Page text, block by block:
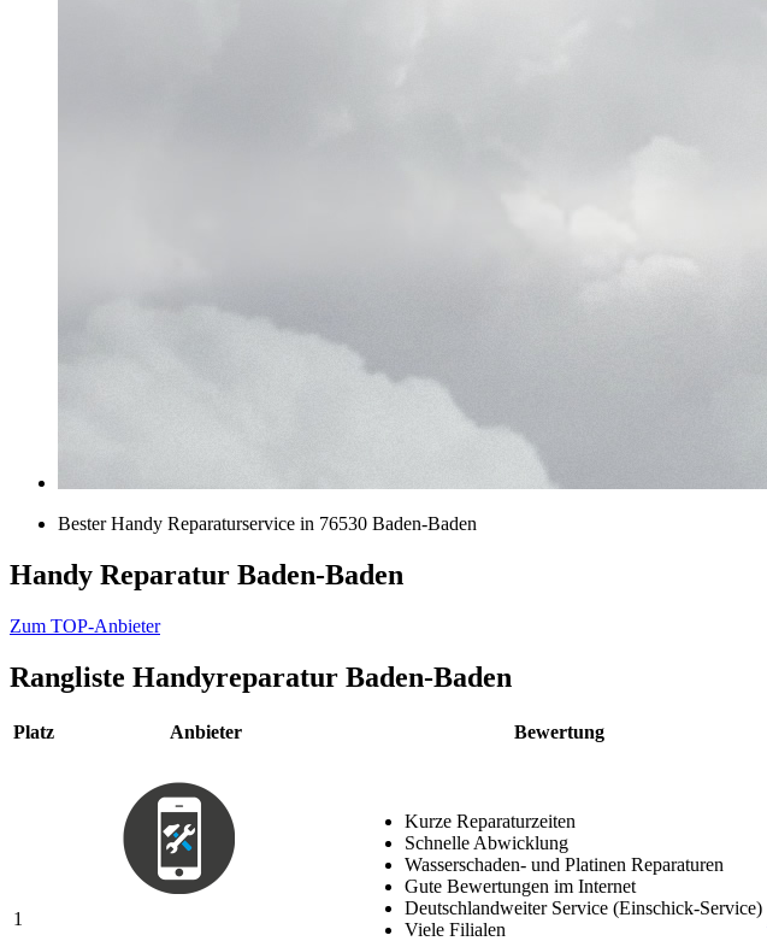
Bester Handy Reparaturservice in 76530 Baden-Baden
Handy Reparatur Baden-Baden
Zum TOP-Anbieter
Rangliste Handyreparatur Baden-Baden
Platz Anbieter Bewertung
1
Kurze Reparaturzeiten
Schnelle Abwicklung
Wasserschaden- und Platinen Reparaturen
Gute Bewertungen im Internet
Deutschlandweiter Service (Einschick-Service)
Viele Filialen